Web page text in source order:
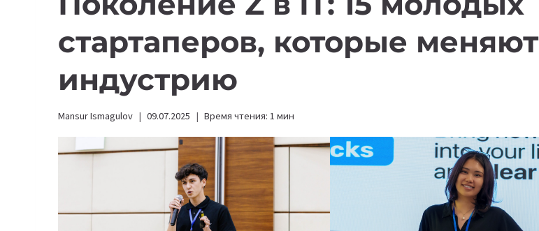
стартаперов, которые меняют
индустрию
Mansur Ismagulov 09.07.2025 Время чтения: 1 мин